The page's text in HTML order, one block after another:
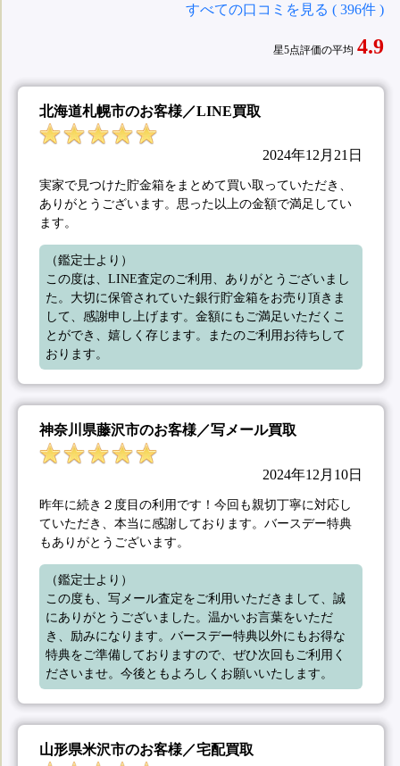
すべての口コミを見る ( 396件 )
星5点評価の平均 4.9
北海道札幌市のお客様／LINE買取
2024年12月21日
実家で見つけた貯金箱をまとめて買い取っていただき、
ありがとうございます。思った以上の金額で満足してい
ます。
（鑑定士より）
この度は、LINE査定のご利用、ありがとうございまし
た。大切に保管されていた銀行貯金箱をお売り頂きま
して、感謝申し上げます。金額にもご満足いただくこ
とができ、嬉しく存じます。またのご利用お待ちして
おります。
神奈川県藤沢市のお客様／写メール買取
2024年12月10日
昨年に続き２度目の利用です！今回も親切丁寧に対応し
ていただき、本当に感謝しております。バースデー特典
もありがとうございます。
（鑑定士より）
この度も、写メール査定をご利用いただきまして、誠
にありがとうございました。温かいお言葉をいただ
き、励みになります。バースデー特典以外にもお得な
特典をご準備しておりますので、ぜひ次回もご利用く
ださいませ。今後ともよろしくお願いいたします。
山形県米沢市のお客様／宅配買取